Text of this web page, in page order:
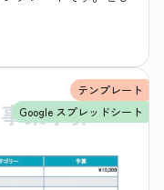
テンプレート
Google スプレッドシート